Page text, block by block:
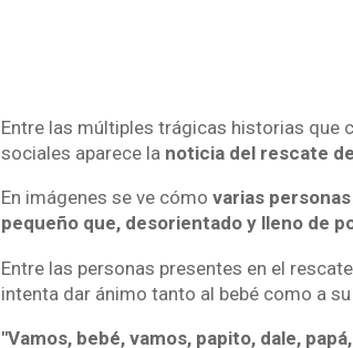
Entre las múltiples trágicas historias que
sociales aparece la noticia del rescate
En imágenes se ve cómo varias
pequeño que, desorientado y lleno de
Entre las personas presentes en el
intenta dar ánimo tanto al bebé como a su
"Vamos, bebé, vamos, papito, dale,